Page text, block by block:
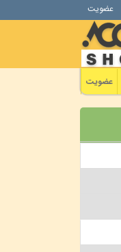
عضویت
عضویت